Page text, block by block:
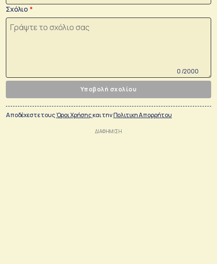
Σχόλιο
0 /2000
Υποβολή σχολίου
Αποδέχεστε τουςΌροι Χρήσηςκαι τηνΠολιτικη Απορρήτου